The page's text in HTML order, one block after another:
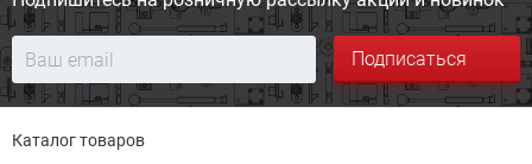
Подписаться
Каталог товаров